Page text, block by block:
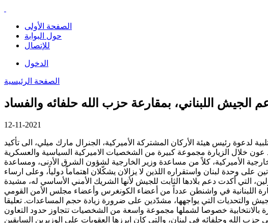
الصفحة الأولى
حول البوابة
للإتصال
الدخول
الصفحة الرئيسية
12-11-2021
لدعوة رئيس هيئة الأركان المشتركة الأميركية، الجنرال مارك ميلي، الى تأكيد
عون خلال الزيارة مجموعة كبيرة من الشخصيات الاميركية السياسية والعسكرية
الأميركية، كلاً من مساعدة وزير الخارجية لشؤون الشرق الأدنى، ومساعدة
وحدة لبنان واستقراره اللذين لا يزالان يشكّلان اهتماماً دولياً، وعلى ارساء
التي أكدت دعم بلادها الثابت للجيش لأنها الشريك الأمني الأساسي له، مشيدة
اللبنانية في واشنطن عدداً من أعضاء الكونغرس وأعضاء مجلس الأمن القومي
والتحديات التي يواجهها، مشدّدين على ضرورة زيادة حجم المساعدات. تعليقا
بالانتخابية خصوصا لشملها مجموعة واسعة من الشخصيات تتجاوز حدود التعاون
الله وحلفائه في لبنان، والتي كان ابرزها العقوبات على الوزيرين السابقين